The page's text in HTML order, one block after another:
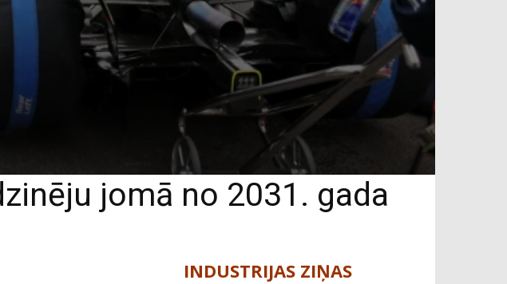
jomā no 2031. gada
INDUSTRIJAS ZIŅAS